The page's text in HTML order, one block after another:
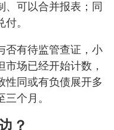
、可以合并报表；同
。
否有待监管查证，小
场已经开始计数，
性同或有负债展开多
个月。
？